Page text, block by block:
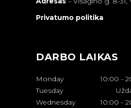
Privatumo politika
DARBO LAIKAS
Monday 10:00 -
Tuesday
Wednesday
10:00 -